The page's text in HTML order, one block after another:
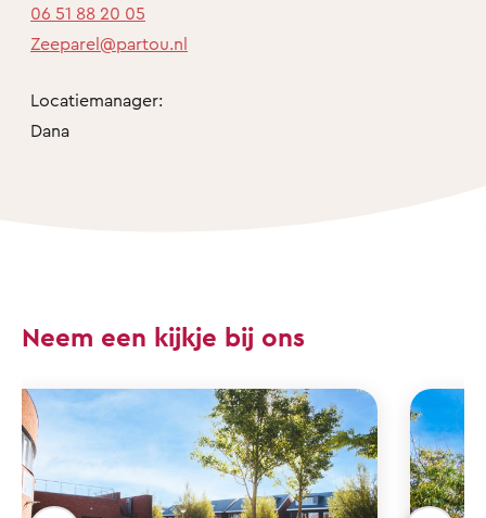
06 51 88 20 05
Zeeparel@partou.nl
Locatiemanager:
Dana
Neem een kijkje bij ons